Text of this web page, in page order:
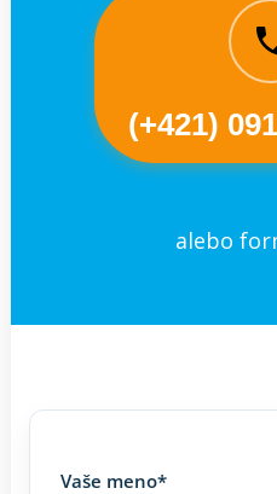
(+421)
alebo
Vaše meno*